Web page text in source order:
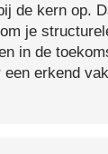
de kern op.
je
in de
een erkend